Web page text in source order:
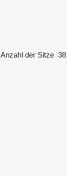
Anzahl der Sitze 38